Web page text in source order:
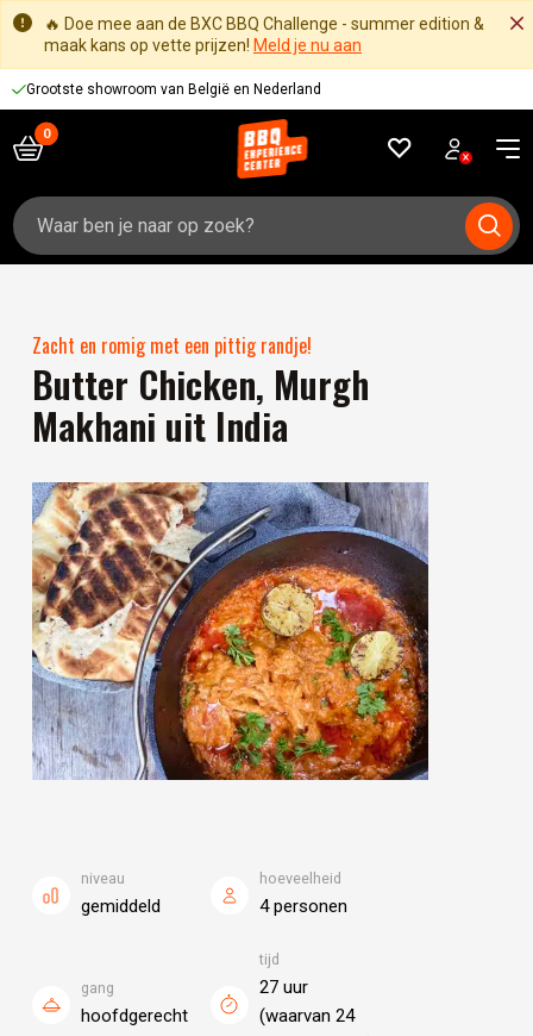
🔥 Doe mee aan de BXC BBQ Challenge - summer edition &
maak kans op vette prijzen! Meld je nu aan
Grootste showroom van België en Nederland
Zoeken
naar:
Zacht en romig met een pittig randje!
Butter Chicken, Murgh
Makhani uit India
niveau
gemiddeld
hoeveelheid
4 personen
gang
hoofdgerecht
tijd
27 uur
(waarvan 24